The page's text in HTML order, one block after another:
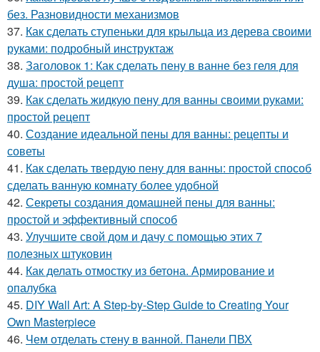
без. Разновидности механизмов
37. Как сделать ступеньки для крыльца из дерева своими
руками: подробный инструктаж
38. Заголовок 1: Как сделать пену в ванне без геля для
душа: простой рецепт
39. Как сделать жидкую пену для ванны своими руками:
простой рецепт
40. Создание идеальной пены для ванны: рецепты и
советы
41. Как сделать твердую пену для ванны: простой способ
сделать ванную комнату более удобной
42. Секреты создания домашней пены для ванны:
простой и эффективный способ
43. Улучшите свой дом и дачу с помощью этих 7
полезных штуковин
44. Как делать отмостку из бетона. Армирование и
опалубка
45. DIY Wall Art: A Step-by-Step Guide to Creating Your
Own Masterpiece
46. Чем отделать стену в ванной. Панели ПВХ